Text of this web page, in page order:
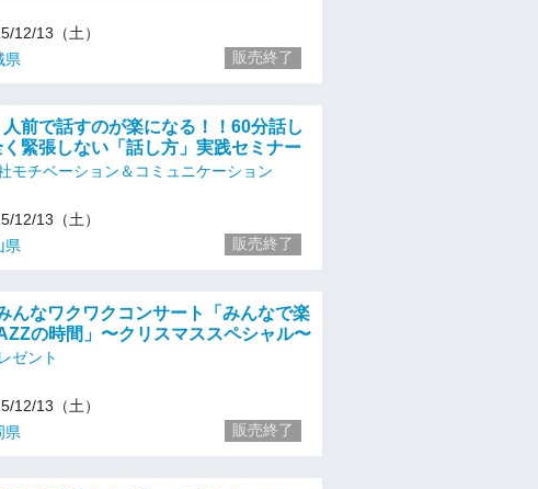
12/13（土）
県
販売終了
人前で話すのが楽になる！！60分話し
緊張しない「話し方」実践セミナー
モチベーション＆コミュニケーション
12/13（土）
県
販売終了
んなワクワクコンサート「みんなで楽
の時間」〜クリスマススペシャル〜
ゼント
12/13（土）
県
販売終了